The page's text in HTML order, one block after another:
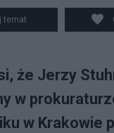
usłyszy
w
Maps)
temat
że Jerzy
w
w Krakowie